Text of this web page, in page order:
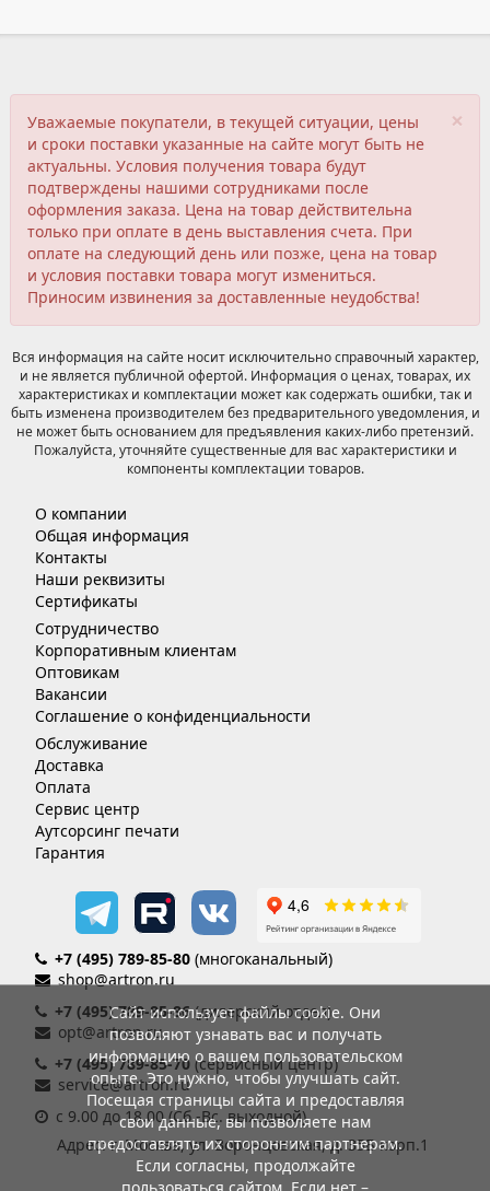
×
Уважаемые покупатели, в текущей ситуации, цены
и сроки поставки указанные на сайте могут быть не
актуальны. Условия получения товара будут
подтверждены нашими сотрудниками после
оформления заказа. Цена на товар действительна
только при оплате в день выставления счета. При
оплате на следующий день или позже, цена на товар
и условия поставки товара могут измениться.
Приносим извинения за доставленные неудобства!
Вся информация на сайте носит исключительно справочный характер,
и не является публичной офертой. Информация о ценах, товарах, их
характеристиках и комплектации может как содержать ошибки, так и
быть изменена производителем без предварительного уведомления, и
не может быть основанием для предъявления каких-либо претензий.
Пожалуйста, уточняйте существенные для вас характеристики и
компоненты комплектации товаров.
О компании
Общая информация
Контакты
Наши реквизиты
Сертификаты
Сотрудничество
Корпоративным клиентам
Оптовикам
Вакансии
Соглашение о конфиденциальности
Обслуживание
Доставка
Оплата
Сервис центр
Аутсорсинг печати
Гарантия
+7 (495) 789-85-80 (многоканальный)
shop@artron.ru
+7 (495) 789-85-86(дилерский отдел)
opt@artron.ru
+7 (495) 789-85-70 (сервисный центр)
service@artron.ru
с 9.00 до 18.00 (Сб.-Вс. выходной)
Адрес: г. Москва, ул. Воронцовская, д. 35Б корп.1
Сайт использует файлы cookie. Они
позволяют узнавать вас и получать
информацию о вашем пользовательском
опыте. Это нужно, чтобы улучшать сайт.
Посещая страницы сайта и предоставляя
свои данные, вы позволяете нам
предоставлять их сторонним партнерам.
Если согласны, продолжайте